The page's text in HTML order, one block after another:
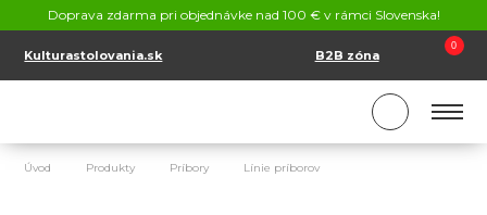
Doprava zdarma pri objednávke nad 100 € v rámci Slovenska!
Kulturastolovania.sk B2B zóna
0
SK
Úvod Produkty Príbory Línie príborov